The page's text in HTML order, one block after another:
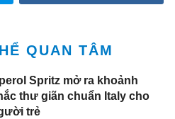
QUAN TÂM
Spritz mở ra khoảnh
thư giãn chuẩn Italy cho
trẻ